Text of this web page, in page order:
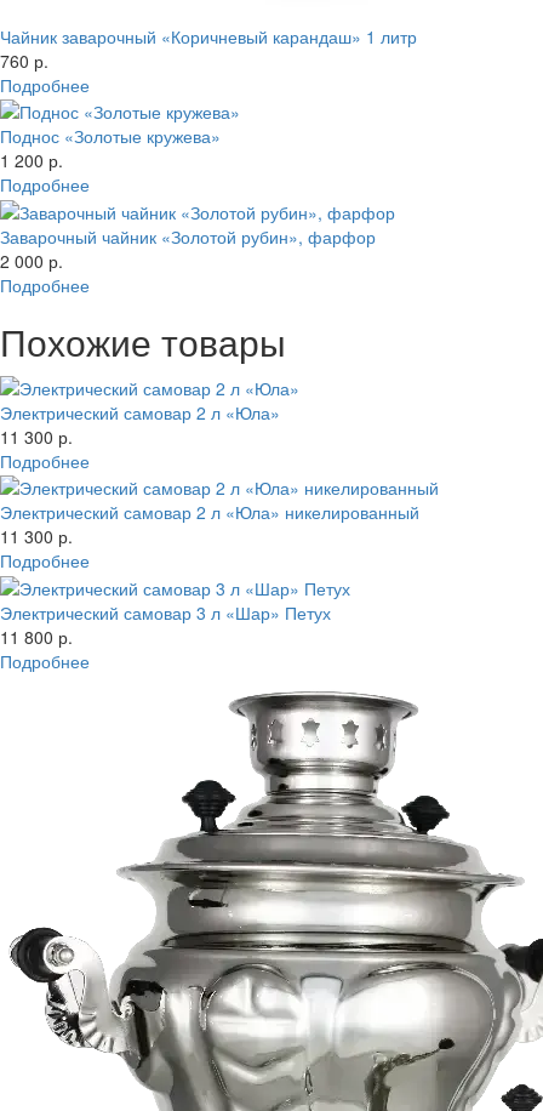
Чайник заварочный «Коричневый карандаш» 1 литр
760 р.
Подробнее
Поднос «Золотые кружева»
1 200 р.
Подробнее
Заварочный чайник «Золотой рубин», фарфор
2 000 р.
Подробнее
Похожие товары
Электрический самовар 2 л «Юла»
11 300 р.
Подробнее
Электрический самовар 2 л «Юла» никелированный
11 300 р.
Подробнее
Электрический самовар 3 л «Шар» Петух
11 800 р.
Подробнее